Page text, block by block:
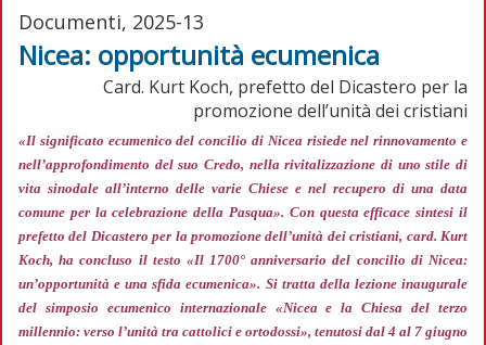
Documenti, 2025-13
Nicea: opportunità ecumenica
Card. Kurt Koch, prefetto del Dicastero per la
promozione dell’unità dei cristiani
«Il significato ecumenico del concilio di Nicea risiede nel rinnovamento e
nell’approfondimento del suo Credo, nella rivitalizzazione di uno stile di
vita sinodale all’interno delle varie Chiese e nel recupero di una data
comune per la celebrazione della Pasqua». Con questa efficace sintesi il
prefetto del Dicastero per la promozione dell’unità dei cristiani, card. Kurt
Koch, ha concluso il testo «Il 1700° anniversario del concilio di Nicea:
un’opportunità e una sfida ecumenica». Si tratta della lezione inaugurale
del simposio ecumenico internazionale «Nicea e la Chiesa del terzo
millennio: verso l’unità tra cattolici e ortodossi», tenutosi dal 4 al 7 giugno